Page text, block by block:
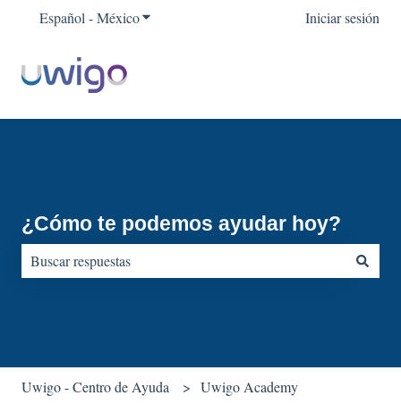
Español - MéxicoTraducciones de Mostrar submenú para
Iniciar sesión
¿Cómo te podemos ayudar hoy?
Uwigo - Centro de Ayuda Uwigo Academy